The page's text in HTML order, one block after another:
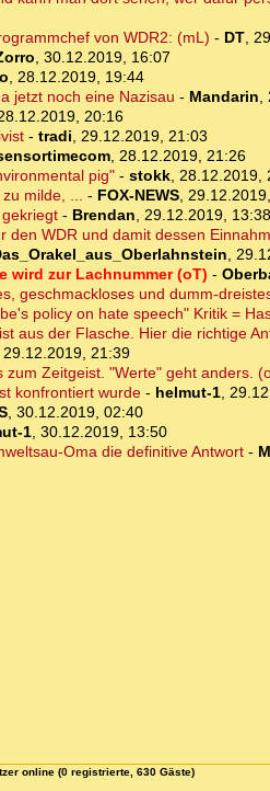
von WDR2: (mL) - DT,
30.12.2019, 16:07
28.12.2019, 19:44
jetzt noch eine Nazisau - Mandarin
20:16
- tradi
29.12.2019, 21:03
, 28.12.2019, 21:26
pig"- stokk, 28.12.2019,
milde, ...
- FOX-NEWS,
- Brendan
29.12.2019, 13:38
den WDR und damit dessen
wird zur Lachnummer (oT) -
geschmackloses und dumm-
policy on hate speech" Kritik =
aus der Flasche. Hier die richtige
29.12.2019, 21:39
Zeitgeist. "Werte" geht anders.
konfrontiert wurde- helmut-1,
, 30.12.2019, 02:40
1, 30.12.2019, 13:50
Oma die definitive Antwort-
online (0 registrierte, 630 Gäste)